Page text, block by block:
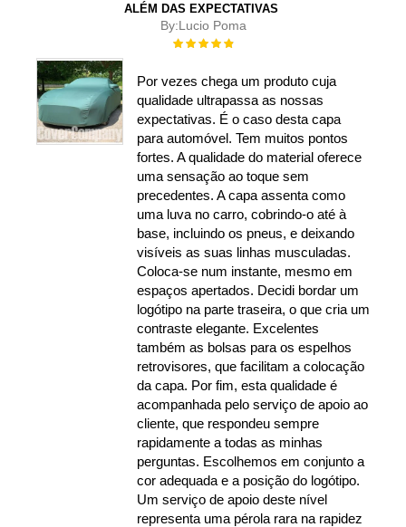
ALÉM DAS EXPECTATIVAS
By:Lucio Poma
Rating:
Por vezes chega um produto cuja
qualidade ultrapassa as nossas
expectativas. É o caso desta capa
para automóvel. Tem muitos pontos
fortes. A qualidade do material oferece
uma sensação ao toque sem
precedentes. A capa assenta como
uma luva no carro, cobrindo-o até à
base, incluindo os pneus, e deixando
visíveis as suas linhas musculadas.
Coloca-se num instante, mesmo em
espaços apertados. Decidi bordar um
logótipo na parte traseira, o que cria um
contraste elegante. Excelentes
também as bolsas para os espelhos
retrovisores, que facilitam a colocação
da capa. Por fim, esta qualidade é
acompanhada pelo serviço de apoio ao
cliente, que respondeu sempre
rapidamente a todas as minhas
perguntas. Escolhemos em conjunto a
cor adequada e a posição do logótipo.
Um serviço de apoio deste nível
representa uma pérola rara na rapidez